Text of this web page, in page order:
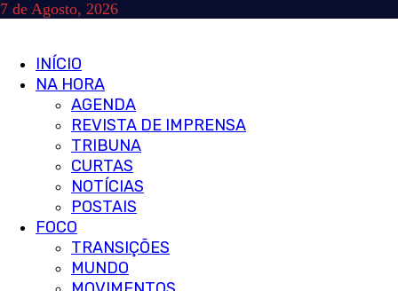
Skip
7 de Agosto, 2026
Primary
Menu
INÍCIO
NA HORA
AGENDA
REVISTA DE IMPRENSA
TRIBUNA
CURTAS
NOTÍCIAS
POSTAIS
FOCO
TRANSIÇÕES
MUNDO